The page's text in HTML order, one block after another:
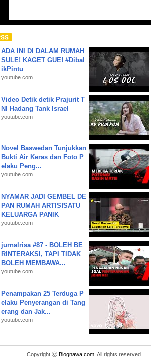
ADA INI DI DALAM RUMAH
SULE! KAGET GUE! #Dibal
ikPintu
youtube.com
Video Detik detik Prajurit T
NI Hadang Tank Israel
youtube.com
Novel Baswedan Tunjukkan
Bukti Air Keras dan Foto P
elaku Peng...
youtube.com
NYAMAR JADI GEMBEL DE
PAN RUMAH ARTIS❗SATU
KELUARGA PANIK
youtube.com
jurnalrisa #87 - BOLEH BE
RINTERAKSI, TAPI TIDAK
BOLEH MEMBAWA...
youtube.com
Penampakan 25 Terduga P
elaku Penyerangan di Tang
erang dan Jak...
youtube.com
Copyright ⓒ Blognawa.com. All rights reserved.